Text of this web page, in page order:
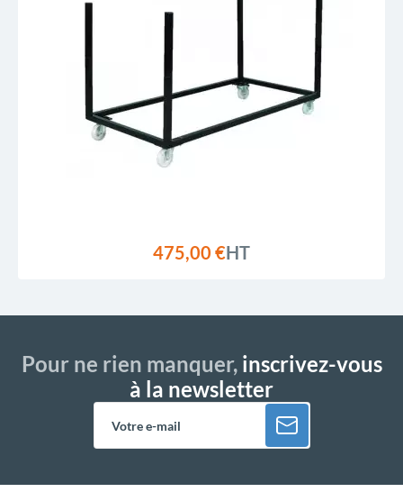
475,00 €HT
Pour ne rien manquer,inscrivez-vous
à la newsletter